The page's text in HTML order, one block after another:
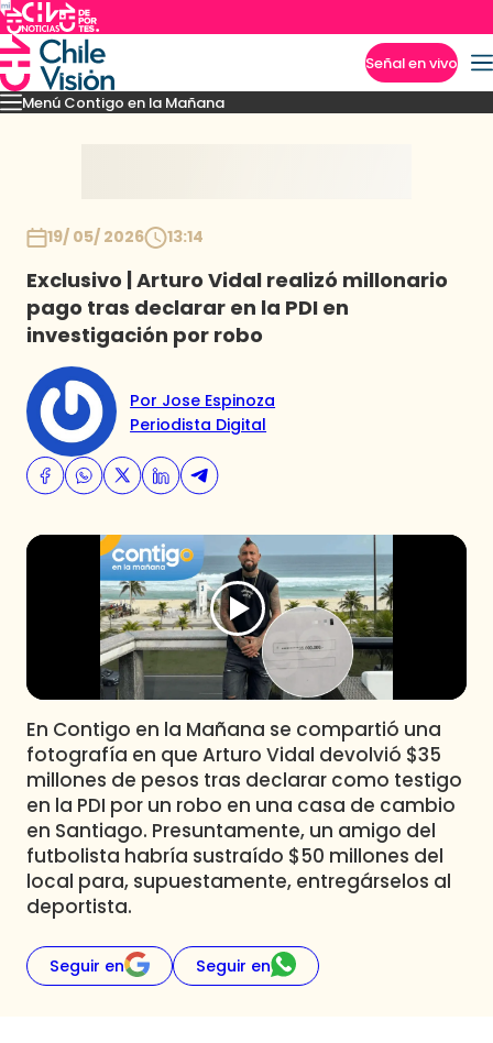
Señal en vivo
Menú Contigo en la Mañana
MomentosReportajesDenunciasPolicialPolíticaEspectáculo
19/ 05/ 2026 13:14
Exclusivo | Arturo Vidal realizó millonario
pago tras declarar en la PDI en
investigación por robo
Por Jose Espinoza
Periodista Digital
En Contigo en la Mañana se compartió una
fotografía en que Arturo Vidal devolvió $35
millones de pesos tras declarar como testigo
en la PDI por un robo en una casa de cambio
en Santiago. Presuntamente, un amigo del
futbolista habría sustraído $50 millones del
local para, supuestamente, entregárselos al
deportista.
Seguir en Seguir en
Imperdibles
Club De La Comedia
Contigo en Directo
Plan Perfecto
El Tiempo
Sabingo
Todos Los Programas